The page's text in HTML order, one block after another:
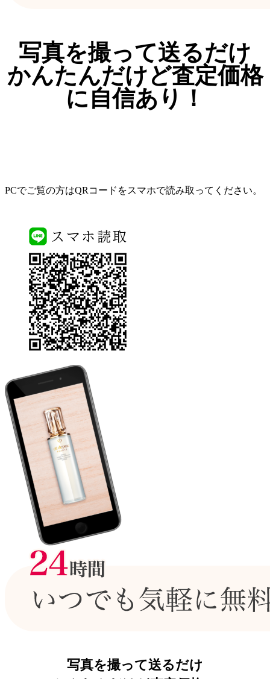
写真を撮って送るだけ
かんたんだけど査定価格
に自信あり！
PCでご覧の方はQRコードをスマホで読み取ってください。
写真を撮って送るだけ